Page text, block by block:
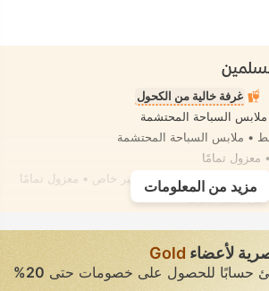
غرفة خالية من الكحول
السباحة المحتشمة
• ملابس السباحة المحتشمة
معزول تمامًا
علاجات السبا، تدليك
• تأجير خاص • معزول تمامًا
في جميع الغرف
مزيد من المعلومات
لأعضاء Gold
حسابًا للحصول على خصومات حتى20%